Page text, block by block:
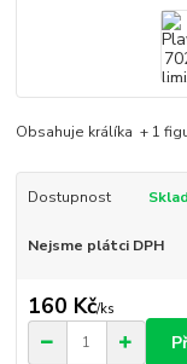
Obsahuje králíka + 1
Dostupnost
Nejsme plátci DPH
160 Kč/ks